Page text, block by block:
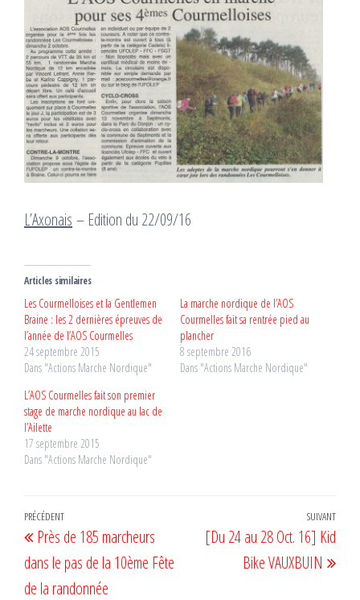
L’Axonais – Edition du 22/09/16
Articles similaires
Les Courmelloises et la Gentlemen
Braine : les 2 dernières épreuves de
l’année de l’AOS Courmelles
24 septembre 2015
Dans "Actions Marche Nordique"
La marche nordique de l’AOS
Courmelles fait sa rentrée pied au
plancher
8 septembre 2016
Dans "Actions Marche Nordique"
L’AOS Courmelles fait son premier
stage de marche nordique au lac de
l’Ailette
17 septembre 2015
Dans "Actions Marche Nordique"
Navigation
de
l’article
Article
précédent
PRÉCÉDENT
Près de 185 marcheurs
dans le pas de la 10ème Fête
de la randonnée
SUIVANT
[Du 24 au 28 Oct. 16] Kid
Bike VAUXBUIN